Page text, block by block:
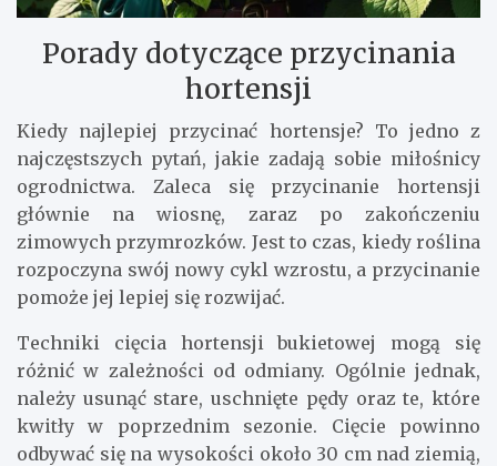
Porady dotyczące przycinania
hortensji
Kiedy najlepiej przycinać hortensje? To jedno z
najczęstszych pytań, jakie zadają sobie miłośnicy
ogrodnictwa. Zaleca się przycinanie hortensji
głównie na wiosnę, zaraz po zakończeniu
zimowych przymrozków. Jest to czas, kiedy roślina
rozpoczyna swój nowy cykl wzrostu, a przycinanie
pomoże jej lepiej się rozwijać.
Techniki cięcia hortensji bukietowej mogą się
różnić w zależności od odmiany. Ogólnie jednak,
należy usunąć stare, uschnięte pędy oraz te, które
kwitły w poprzednim sezonie. Cięcie powinno
odbywać się na wysokości około 30 cm nad ziemią,